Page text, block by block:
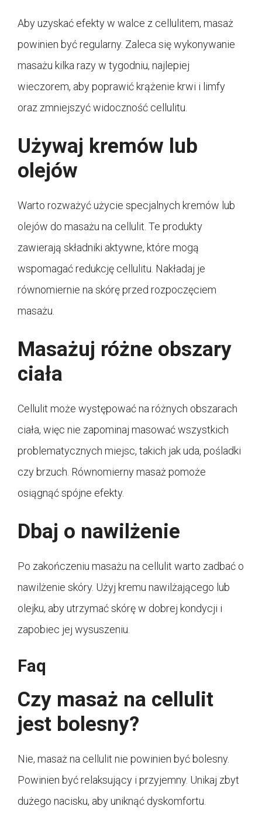
Aby uzyskać efekty w walce z cellulitem, masaż
powinien być regularny. Zaleca się wykonywanie
masażu kilka razy w tygodniu, najlepiej
wieczorem, aby poprawić krążenie krwi i limfy
oraz zmniejszyć widoczność cellulitu.
Używaj kremów lub
olejów
Warto rozważyć użycie specjalnych kremów lub
olejów do masażu na cellulit. Te produkty
zawierają składniki aktywne, które mogą
wspomagać redukcję cellulitu. Nakładaj je
równomiernie na skórę przed rozpoczęciem
masażu.
Masażuj różne obszary
ciała
Cellulit może występować na różnych obszarach
ciała, więc nie zapominaj masować wszystkich
problematycznych miejsc, takich jak uda, pośladki
czy brzuch. Równomierny masaż pomoże
osiągnąć spójne efekty.
Dbaj o nawilżenie
Po zakończeniu masażu na cellulit warto zadbać o
nawilżenie skóry. Użyj kremu nawilżającego lub
olejku, aby utrzymać skórę w dobrej kondycji i
zapobiec jej wysuszeniu.
Faq
Czy masaż na cellulit
jest bolesny?
Nie, masaż na cellulit nie powinien być bolesny.
Powinien być relaksujący i przyjemny. Unikaj zbyt
dużego nacisku, aby uniknąć dyskomfortu.